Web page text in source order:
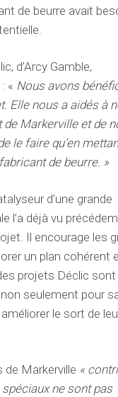
de beurre avait
d’Arcy Gamble,
« Nous avons
Elle nous a aidés à
Markerville et de
le faire qu’en
de beurre. »
d’une grande
l’a déjà vu
Il encourage les
un plan cohérent
projets Déclic sont
seulement pour
le sort de
de Markerville «
ne sont pas